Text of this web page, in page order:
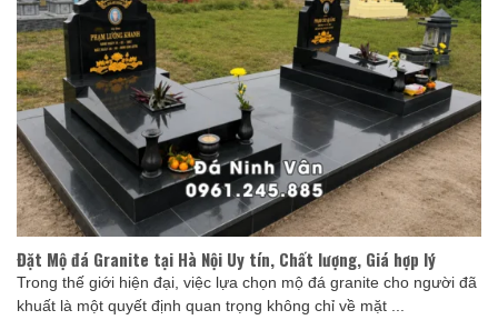
Đặt Mộ đá Granite tại Hà Nội Uy tín, Chất lượng, Giá hợp lý
Trong thế giới hiện đại, việc lựa chọn mộ đá granite cho người đã
khuất là một quyết định quan trọng không chỉ về mặt ...